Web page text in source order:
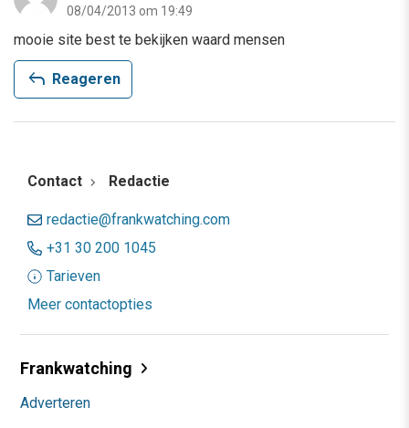
08/04/2013 om 19:49
mooie site best te bekijken waard mensen
reply Reageren
Contact Redactie
redactie@frankwatching.com
+31 30 200 1045
Tarieven
Meer contactopties
Frankwatching
Adverteren